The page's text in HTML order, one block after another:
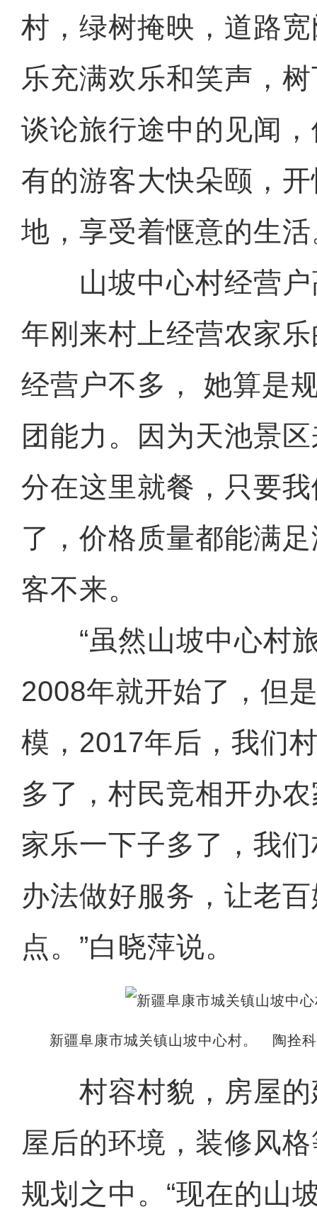
村，绿树掩映，道路
乐充满欢乐和笑声，
谈论旅行途中的见闻
有的游客大快朵颐，
地，享受着惬意的生
山坡中心村经营户
年刚来村上经营农家
经营户不多， 她算是
团能力。因为天池景
分在这里就餐，只要
了，价格质量都能满
客不来。
“虽然山坡中心村
2008年就开始了，但
模，2017年后，我们
多了，村民竞相开办
家乐一下子多了，我
办法做好服务，让老
点。”白晓萍说。
新疆阜康市城关镇山坡中心村。 陶拴
村容村貌，房屋的
屋后的环境，装修风
规划之中。“现在的山